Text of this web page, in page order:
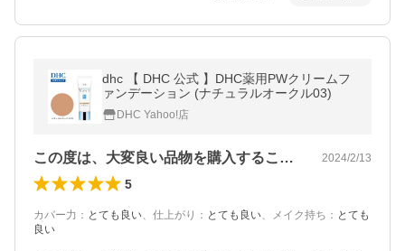
dhc 【 DHC 公式 】DHC薬用PWクリームフ
ァンデーション (ナチュラルオークル03)
DHC Yahoo!店
この度は、大変良い品物を購入することが… 2024/2/13
5
カバー力 ： とても良い、 仕上がり ： とても良い、 メイク持ち ： とても
良い